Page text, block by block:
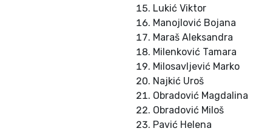
Lukić Viktor
Manojlović Bojana
Maraš Aleksandra
Milenković Tamara
Milosavljević Marko
Najkić Uroš
Obradović Magdalina
Obradović Miloš
Pavić Helena